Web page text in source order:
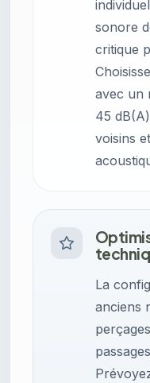
sonore
critique
avec un
45
voisins
La
anciens